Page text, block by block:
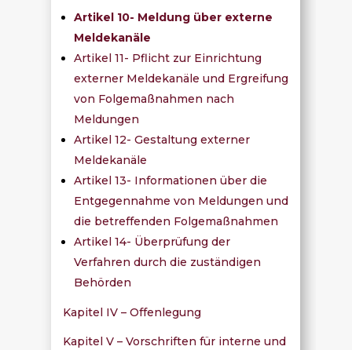
Artikel 10- Meldung über externe
Meldekanäle
Artikel 11- Pflicht zur Einrichtung
externer Meldekanäle und Ergreifung
von Folgemaßnahmen nach
Meldungen
Artikel 12- Gestaltung externer
Meldekanäle
Artikel 13- Informationen über die
Entgegennahme von Meldungen und
die betreffenden Folgemaßnahmen
Artikel 14- Überprüfung der
Verfahren durch die zuständigen
Behörden
Kapitel IV – Offenlegung
Kapitel V – Vorschriften für interne und